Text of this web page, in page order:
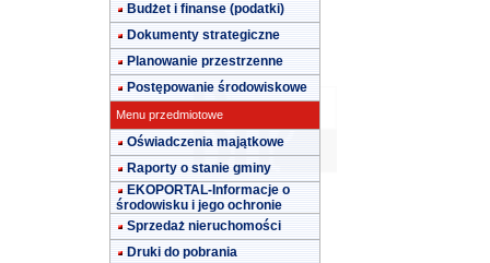
Budżet i finanse (podatki)
Dokumenty strategiczne
Planowanie przestrzenne
Postępowanie środowiskowe
Menu przedmiotowe
Oświadczenia majątkowe
Raporty o stanie gminy
EKOPORTAL-Informacje o
środowisku i jego ochronie
Sprzedaż nieruchomości
Druki do pobrania